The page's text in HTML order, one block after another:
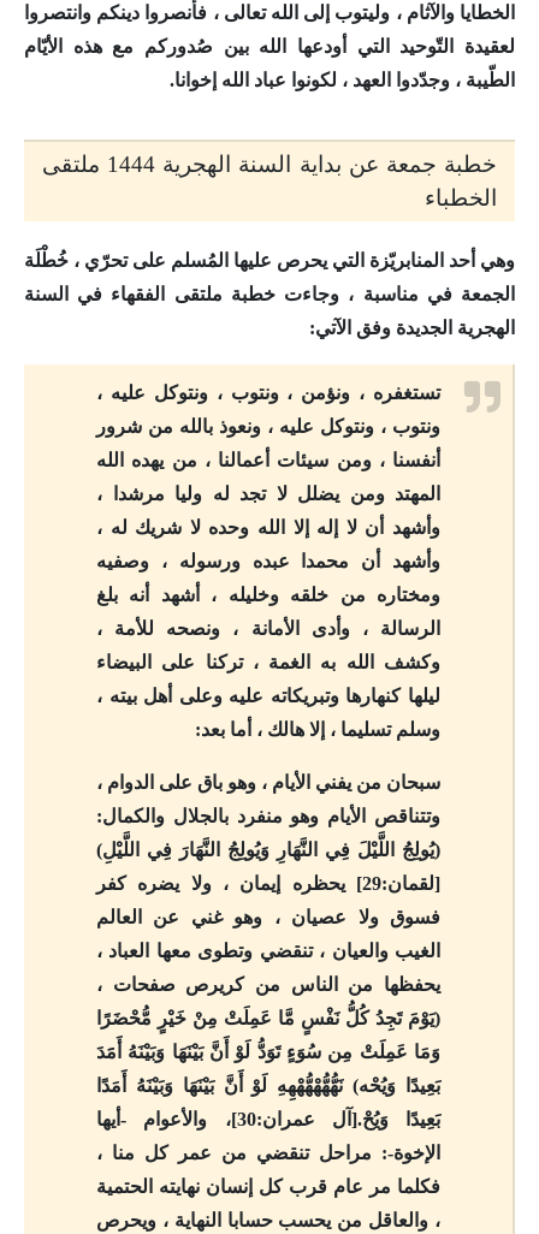
الخطايا والآثام ، وليتوب إلى الله تعالى ، فأنصروا دينكم وانتصروا
لعقيدة التّوحيد التي أودعها الله بين صُدوركم مع هذه الأيّام
الطّيبة ، وجدّدوا العهد ، لكونوا عباد الله إخوانا.
خطبة جمعة عن بداية السنة الهجرية 1444 ملتقى
الخطباء
وهي أحد المنابريّزة التي يحرص عليها المُسلم على تحرّي ، خُطْلَة
الجمعة في مناسبة ، وجاءت خطبة ملتقى الفقهاء في السنة
الهجرية الجديدة وفق الآتي:
تستغفره ، ونؤمن ، ونتوب ، ونتوكل عليه ،
ونتوب ، ونتوكل عليه ، ونعوذ بالله من شرور
أنفسنا ، ومن سيئات أعمالنا ، من يهده الله
المهتد ومن يضلل لا تجد له وليا مرشدا ،
وأشهد أن لا إله إلا الله وحده لا شريك له ،
وأشهد أن محمدا عبده ورسوله ، وصفيه
ومختاره من خلقه وخليله ، أشهد أنه بلغ
الرسالة ، وأدى الأمانة ، ونصحه للأمة ،
وكشف الله به الغمة ، تركنا على البيضاء
ليلها كنهارها وتبريكاته عليه وعلى أهل بيته ،
وسلم تسليما ، إلا هالك ، أما بعد:
سبحان من يفني الأيام ، وهو باق على الدوام ،
وتتناقص الأيام وهو منفرد بالجلال والكمال:
(يُولِجُ اللَّيْلَ فِي النَّهَارِ وَيُولِجُ النَّهَارَ فِي اللَّيْلِ)
[لقمان:29] يحظره إيمان ، ولا يضره كفر
فسوق ولا عصيان ، وهو غني عن العالم
الغيب والعيان ، تنقضي وتطوى معها العباد ،
يحفظها من الناس من كريرص صفحات ،
(يَوْمَ تَجِدُ كُلُّ نَفْسٍ مَّا عَمِلَتْ مِنْ خَيْرٍ مُّحْضَرًا
وَمَا عَمِلَتْ مِن سُوَءٍ تَوَدُّ لَوْ أَنَّ بَيْنَهَا وَبَيْنَهُ أَمََدَ
بَعِيدًا وَيُحْه) نَهُّهُّهْهُّهْهِهِ لَوْ أَنَّ بَيْنَهَا وَبَيْنَهُ أَمَدًا
بَعِيدًا وَيُحْ.[آل عمران:30]، والأعوام -أيها
الإخوة-: مراحل تنقضي من عمر كل منا ،
فكلما مر عام قرب كل إنسان نهايته الحتمية
، والعاقل من يحسب حسابا النهاية ، ويحرص